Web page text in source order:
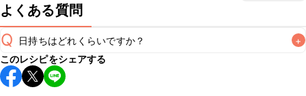
よくある質問
Q 日持ちはどれくらいですか？ +
保存期間は冷凍で当日中が目安です。なるべくお早めにお召
し上がりください。
このレシピをシェアする